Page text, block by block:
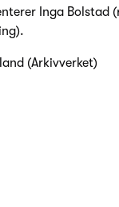
Inga Bolstad
(Arkivverket)